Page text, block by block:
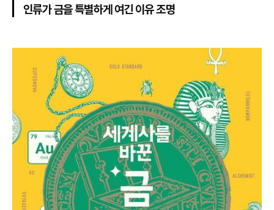
인류가 금을 특별하게 여긴 이유 조명